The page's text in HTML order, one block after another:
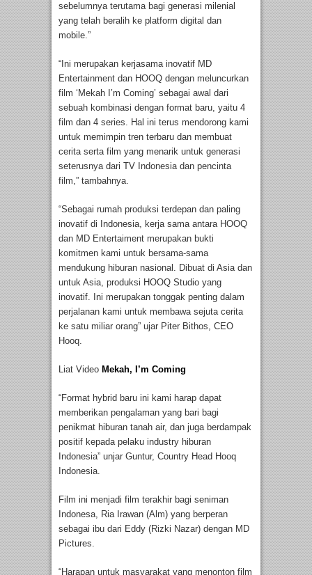
sebelumnya terutama bagi generasi milenial
yang telah beralih ke platform digital dan
mobile.”
“Ini merupakan kerjasama inovatif MD
Entertainment dan HOOQ dengan meluncurkan
film ‘Mekah I’m Coming’ sebagai awal dari
sebuah kombinasi dengan format baru, yaitu 4
film dan 4 series. Hal ini terus mendorong kami
untuk memimpin tren terbaru dan membuat
cerita serta film yang menarik untuk generasi
seterusnya dari TV Indonesia dan pencinta
film,” tambahnya.
“Sebagai rumah produksi terdepan dan paling
inovatif di Indonesia, kerja sama antara HOOQ
dan MD Entertaiment merupakan bukti
komitmen kami untuk bersama-sama
mendukung hiburan nasional. Dibuat di Asia dan
untuk Asia, produksi HOOQ Studio yang
inovatif. Ini merupakan tonggak penting dalam
perjalanan kami untuk membawa sejuta cerita
ke satu miliar orang” ujar Piter Bithos, CEO
Hooq.
Liat Video Mekah, I’m Coming
“Format hybrid baru ini kami harap dapat
memberikan pengalaman yang bari bagi
penikmat hiburan tanah air, dan juga berdampak
positif kepada pelaku industry hiburan
Indonesia” unjar Guntur, Country Head Hooq
Indonesia.
Film ini menjadi film terakhir bagi seniman
Indonesa, Ria Irawan (Alm) yang berperan
sebagai ibu dari Eddy (Rizki Nazar) dengan MD
Pictures.
“Harapan untuk masyarakat yang menonton film